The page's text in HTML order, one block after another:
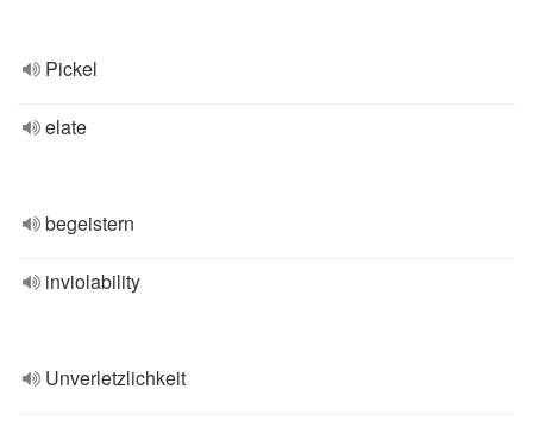
Pickel
elate
begeistern
inviolability
Unverletzlichkeit